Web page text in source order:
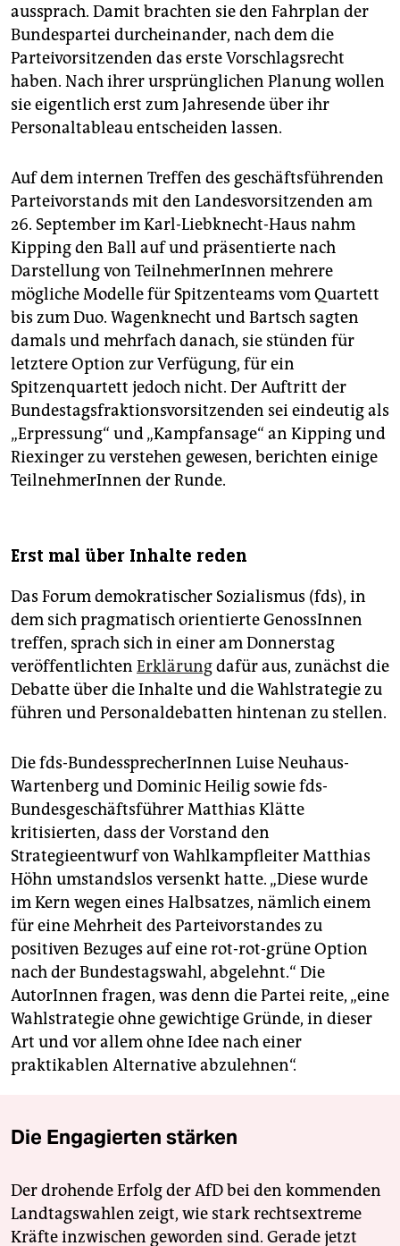
aussprach. Damit brachten sie den Fahrplan der
Bundespartei durcheinander, nach dem die
Parteivorsitzenden das erste Vorschlagsrecht
haben. Nach ihrer ursprünglichen Planung wollen
sie eigentlich erst zum Jahresende über ihr
Personaltableau entscheiden lassen.
Auf dem internen Treffen des geschäftsführenden
Parteivorstands mit den Landesvorsitzenden am
26. September im Karl-Liebknecht-Haus nahm
Kipping den Ball auf und präsentierte nach
Darstellung von TeilnehmerInnen mehrere
mögliche Modelle für Spitzenteams vom Quartett
bis zum Duo. Wagenknecht und Bartsch sagten
damals und mehrfach danach, sie stünden für
letztere Option zur Verfügung, für ein
Spitzenquartett jedoch nicht. Der Auftritt der
Bundestagsfraktionsvorsitzenden sei eindeutig als
„Erpressung“ und „Kampfansage“ an Kipping und
Riexinger zu verstehen gewesen, berichten einige
TeilnehmerInnen der Runde.
Erst mal über Inhalte reden
Das Forum demokratischer Sozialismus (fds), in
dem sich pragmatisch orientierte GenossInnen
treffen, sprach sich in einer am Donnerstag
veröffentlichten Erklärungdafür aus, zunächst die
Debatte über die Inhalte und die Wahlstrategie zu
führen und Personaldebatten hintenan zu stellen.
Die fds-BundessprecherInnen Luise Neuhaus-
Wartenberg und Dominic Heilig sowie fds-
Bundesgeschäftsführer Matthias Klätte
kritisierten, dass der Vorstand den
Strategieentwurf von Wahlkampfleiter Matthias
Höhn umstandslos versenkt hatte. „Diese wurde
im Kern wegen eines Halbsatzes, nämlich einem
für eine Mehrheit des Parteivorstandes zu
positiven Bezuges auf eine rot-rot-grüne Option
nach der Bundestagswahl, abgelehnt.“ Die
AutorInnen fragen, was denn die Partei reite, „eine
Wahlstrategie ohne gewichtige Gründe, in dieser
Art und vor allem ohne Idee nach einer
praktikablen Alternative abzulehnen“.
Die Engagierten stärken
Der drohende Erfolg der AfD bei den kommenden
Landtagswahlen zeigt, wie stark rechtsextreme
Kräfte inzwischen geworden sind. Gerade jetzt